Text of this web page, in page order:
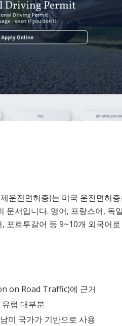
전면허증)는 미국 운전면허증
문서입니다. 영어, 프랑스어, 독
포르투갈어 등 9~10개 외국어로
on Road Traffic)에 근거
럽 대부분
미 국가가 기반으로 사용